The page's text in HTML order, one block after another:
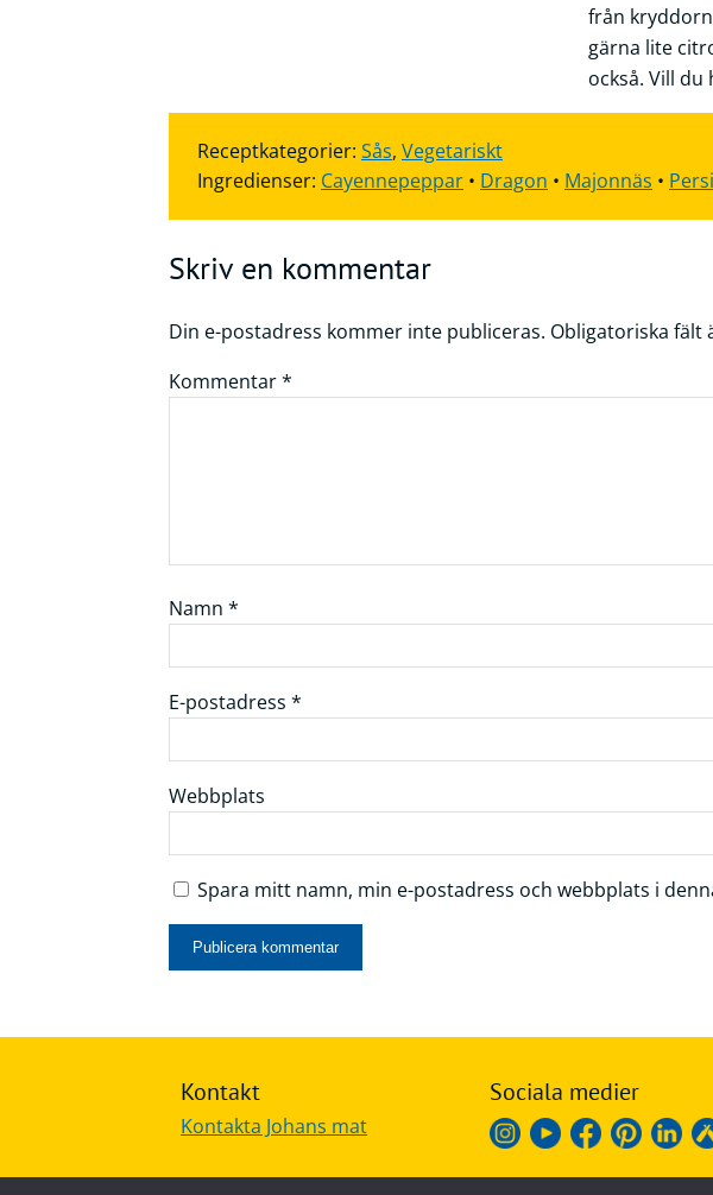
från
gärna lite
också. Vill
Receptkategorier: Sås, Vegetariskt
Ingredienser: Cayennepeppar • Dragon • Majonnäs •
Skriv en kommentar
Din e-postadress kommer inte publiceras. Obligatoriska fält
Kommentar*
Namn *
E-postadress *
Webbplats
Spara mitt namn, min e-postadress och webbplats i
Kontakt
Kontakta Johans mat
Sociala medier